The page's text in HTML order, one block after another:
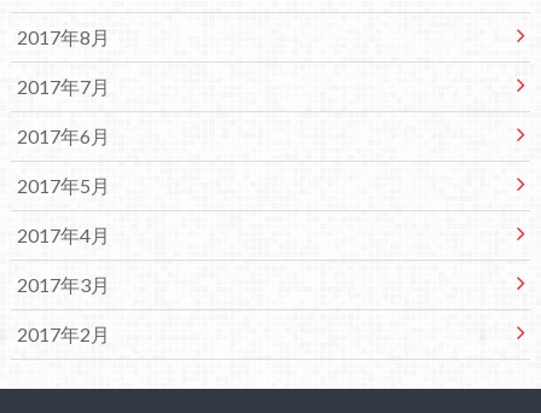
2017年8月
2017年7月
2017年6月
2017年5月
2017年4月
2017年3月
2017年2月